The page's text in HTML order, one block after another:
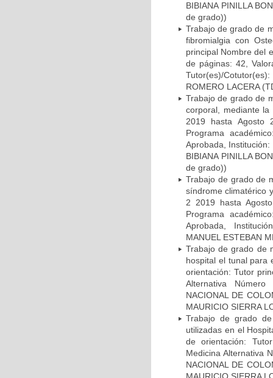
BIBIANA PINILLA
de grado))
Trabajo de grado de
fibromialgia con
principal Nombre del
de páginas: 42,
Tutor(es)/
ROMERO LACERA
Trabajo de grado de
corporal, mediante
2019 hasta Agosto
Programa
Aprobada, Institución:
BIBIANA PINILLA
de grado))
Trabajo de grado de
síndrome climatérico
2 2019 hasta
Programa
Aprobada,
MANUEL ESTEBAN
Trabajo de grado de
hospital el tunal para
orientación: Tutor
Alternativa Número
NACIONAL DE
MAURICIO SIERRA
Trabajo de grado
utilizadas en el
de orientación:
Medicina Alternativa
NACIONAL DE